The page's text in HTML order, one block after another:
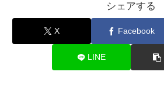
シェアする
X Facebook
LINE